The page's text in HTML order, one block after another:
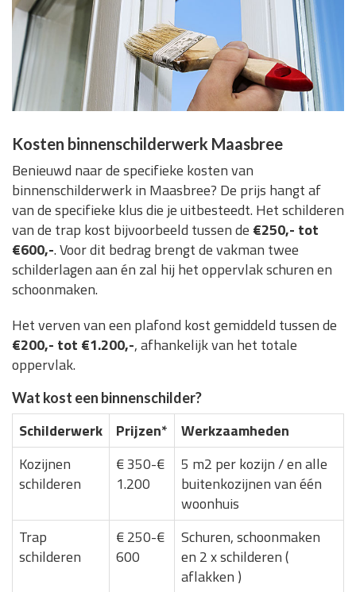
Kosten binnenschilderwerk Maasbree
Benieuwd naar de specifieke kosten van
binnenschilderwerk in Maasbree? De prijs hangt af
van de specifieke klus die je uitbesteedt. Het schilderen
van de trap kost bijvoorbeeld tussen de €250,- tot
€600,-. Voor dit bedrag brengt de vakman twee
schilderlagen aan én zal hij het oppervlak schuren en
schoonmaken.
Het verven van een plafond kost gemiddeld tussen de
€200,- tot €1.200,-, afhankelijk van het totale
oppervlak.
Wat kost een binnenschilder?
Schilderwerk Prijzen*
Werkzaamheden
Kozijnen
schilderen
€ 350-€
1.200
5 m2 per kozijn / en alle
buitenkozijnen van één
woonhuis
Trap
schilderen
€ 250-€
600
Schuren, schoonmaken
en 2 x schilderen (
aflakken )